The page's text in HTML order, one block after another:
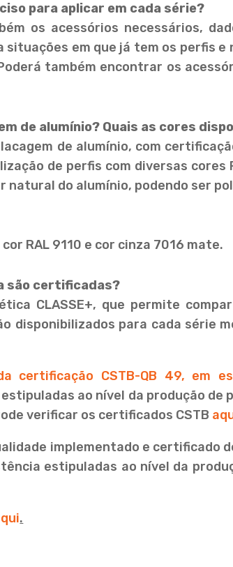
para aplicar em cada série?
os acessórios necessários,
em que já tem os perfis
também encontrar os
de alumínio? Quais as cores
de alumínio, com
de perfis com diversas
natural do alumínio, podendo ser
RAL 9110 e cor cinza 7016 mate.
são certificadas?
CLASSE+, que permite
disponibilizados para cada série
certificação CSTB-QB 49, em
ao nível da produção de
verificar os certificados CSTB
implementado e certificado
estipuladas ao nível da
.